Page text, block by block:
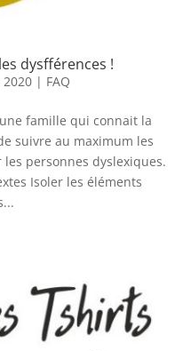
dysfférences !
2020| FAQ
famille qui connait la
suivre au maximum les
personnes dyslexiques.
Isoler les éléments